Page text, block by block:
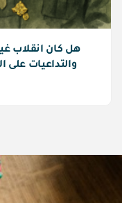
هل كان انقلاب
والتداعيات على